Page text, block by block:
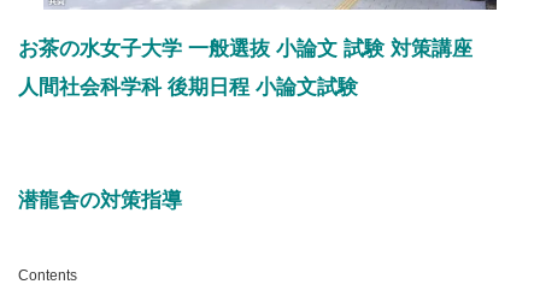
お茶の水女子大学 一般選抜 小論文 試験 対策講座
人間社会科学科 後期日程 小論文試験
潜龍舎の対策指導
Contents